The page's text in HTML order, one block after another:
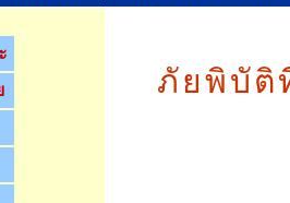
ภัยพิบัติ